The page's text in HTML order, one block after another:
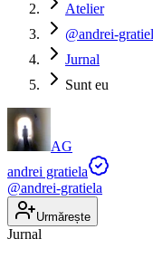
Atelier
@andrei-
Jurnal
Sunt eu
AG
andrei gratiela
@andrei-gratiela
Urmărește
Jurnal